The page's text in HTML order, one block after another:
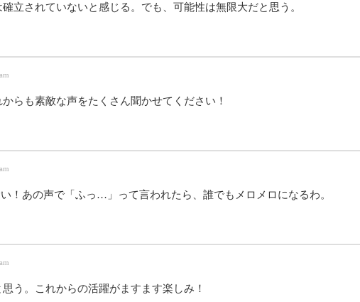
立されていないと感じる。でも、可能性は無限大だと思う。
らも素敵な声をたくさん聞かせてください！
！あの声で「ふっ…」って言われたら、誰でもメロメロになるわ。
う。これからの活躍がますます楽しみ！